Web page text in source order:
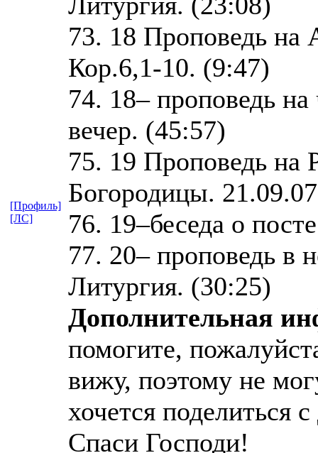
73. 18 Проповедь на
Кор.6,1-10. (9:47)
74. 18– проповедь
вечер. (45:57)
75. 19 Проповедь на
Богородицы.
76. 19–беседа о
77. 20– проповедь в
Литургия. (30:25)
Дополнительная
помогите,
вижу, поэтому не
хочется поделиться
Спаси Господи!
[Профиль]
[ЛС]